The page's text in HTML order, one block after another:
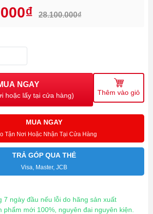
28.100.000₫
NGAY
hoặc lấy tại cửa hàng) Thêm vào giỏ
MUA NGAY
Tận Nơi Hoặc Nhận Tại Cửa Hàng
TRẢ GÓP QUA THẺ
Visa, Master, JCB
7 ngày đầu nếu lỗi do hãng sản xuất
phẩm mới 100%, nguyên đai nguyên kiện.